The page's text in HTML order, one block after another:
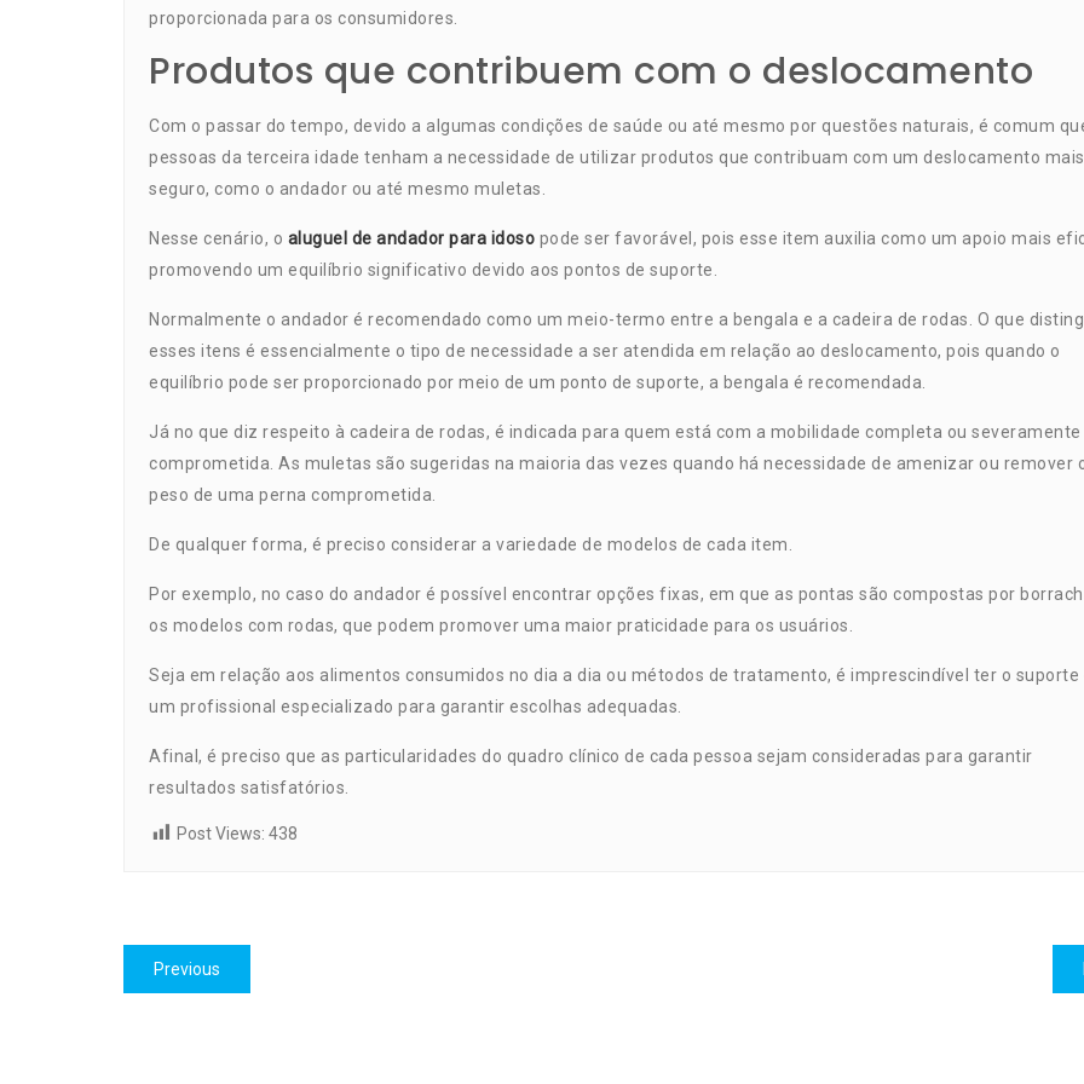
proporcionada para os consumidores.
Produtos que contribuem com o deslocamento
Com o passar do tempo, devido a algumas condições de saúde ou até mesmo por questões naturais, é comum
pessoas da terceira idade tenham a necessidade de utilizar produtos que contribuam com um deslocamento mais
seguro, como o andador ou até mesmo muletas.
Nesse cenário, o aluguel de andador para idoso pode ser favorável, pois esse item auxilia como um apoio mais
promovendo um equilíbrio significativo devido aos pontos de suporte.
Normalmente o andador é recomendado como um meio-termo entre a bengala e a cadeira de rodas. O que
esses itens é essencialmente o tipo de necessidade a ser atendida em relação ao deslocamento, pois quando o
equilíbrio pode ser proporcionado por meio de um ponto de suporte, a bengala é recomendada.
Já no que diz respeito à cadeira de rodas, é indicada para quem está com a mobilidade completa ou severamente
comprometida. As muletas são sugeridas na maioria das vezes quando há necessidade de amenizar ou remover
peso de uma perna comprometida.
De qualquer forma, é preciso considerar a variedade de modelos de cada item.
Por exemplo, no caso do andador é possível encontrar opções fixas, em que as pontas são compostas por
os modelos com rodas, que podem promover uma maior praticidade para os usuários.
Seja em relação aos alimentos consumidos no dia a dia ou métodos de tratamento, é imprescindível ter o suporte
um profissional especializado para garantir escolhas adequadas.
Afinal, é preciso que as particularidades do quadro clínico de cada pessoa sejam consideradas para garantir
resultados satisfatórios.
Post Views: 438
Navegação
de
Previous
post: